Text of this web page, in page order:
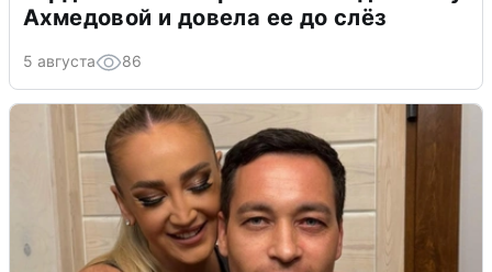
Ахмедовой и довела ее до слёз
5 августа 86